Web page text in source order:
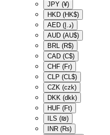
JPY (¥)
HKD (HK$)
AED
(د.إ)
AUD (AU$)
BRL (R$)
CAD (C$)
CHF (Fr)
CLP (CL$)
CZK (czk)
DKK (dkk)
HUF (Ft)
ILS (₪)
INR (₨)